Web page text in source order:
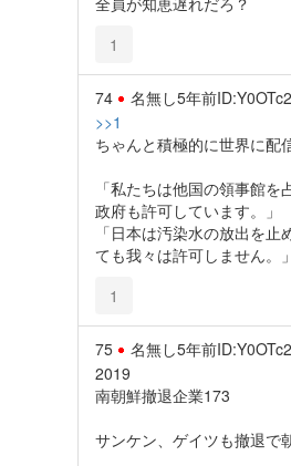
1
74 名無し5年前
>>1
ちゃんと積極的に世界に配
「私たちは他国の領事館
政府も許可しています。」
「日本は汚染水の放出を止
ても我々は許可しません。」
1
75 名無し5年前
2019
南朝鮮撤退企業173
サンケン、ゲイツも撤退で